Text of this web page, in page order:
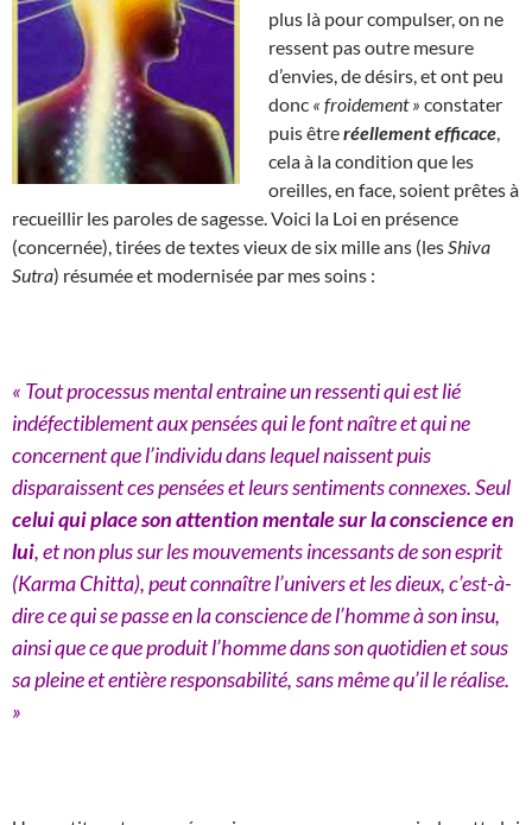
plus là pour compulser, on ne
ressent pas outre mesure
d’envies, de désirs, et ont peu
donc « froidement » constater
puis êtreréellement efficace
cela à la condition que les
oreilles, en face, soient prêtes à
recueillir les paroles de sagesse. Voici la Loi en présence
(concernée), tirées de textes vieux de six mille ans (les Shiva
Sutra) résumée et modernisée par mes soins :
« Tout processus mental entraine un ressenti qui est lié
indéfectiblement aux pensées qui le font naître et qui ne
concernent que l’individu dans lequel naissent puis
disparaissent ces pensées et leurs sentiments connexes. Seul
celui qui place son attention mentale sur la conscience en
lui, et non plus sur les mouvements incessants de son esprit
(Karma Chitta), peut connaître l’univers et les dieux, c’est-à-
dire ce qui se passe en la conscience de l’homme à son insu,
ainsi que ce que produit l’homme dans son quotidien et sous
sa pleine et entière responsabilité, sans même qu’il le réalise.
»